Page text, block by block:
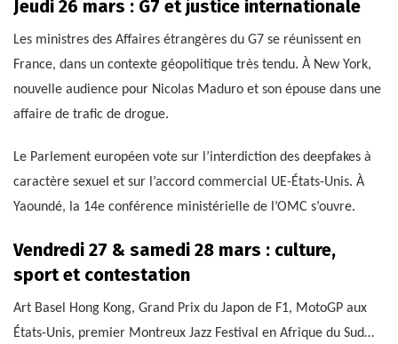
Jeudi 26 mars : G7 et justice internationale
Les ministres des Affaires étrangères du G7 se réunissent en
France, dans un contexte géopolitique très tendu. À New York,
nouvelle audience pour Nicolas Maduro et son épouse dans une
affaire de trafic de drogue.
Le Parlement européen vote sur l’interdiction des deepfakes à
caractère sexuel et sur l’accord commercial UE-États-Unis. À
Yaoundé, la 14e conférence ministérielle de l’OMC s’ouvre.
Vendredi 27 & samedi 28 mars : culture,
sport et contestation
Art Basel Hong Kong, Grand Prix du Japon de F1, MotoGP aux
États-Unis, premier Montreux Jazz Festival en Afrique du Sud…